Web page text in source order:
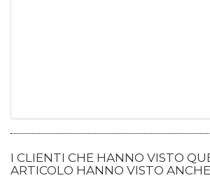
I CLIENTI CHE HANNO VISTO
ARTICOLO HANNO VISTO ANCHE